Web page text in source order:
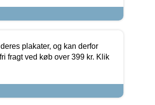
plakater, og kan derfor
fragt ved køb over 399 kr. Klik